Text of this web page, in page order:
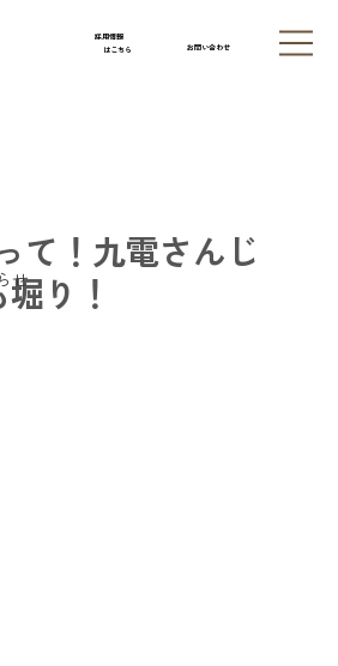
採用情報
はこちら
お問い合わせ
せ
て！九電さんじ
り！